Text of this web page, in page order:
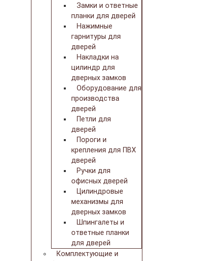
Замки и ответные
планки для дверей
Нажимные
гарнитуры для
дверей
Накладки на
цилиндр для
дверных замков
Оборудование для
производства
дверей
Петли для
дверей
Пороги и
крепления для ПВХ
дверей
Ручки для
офисных дверей
Цилиндровые
механизмы для
дверных замков
Шпингалеты и
ответные планки
для дверей
Комплектующие и